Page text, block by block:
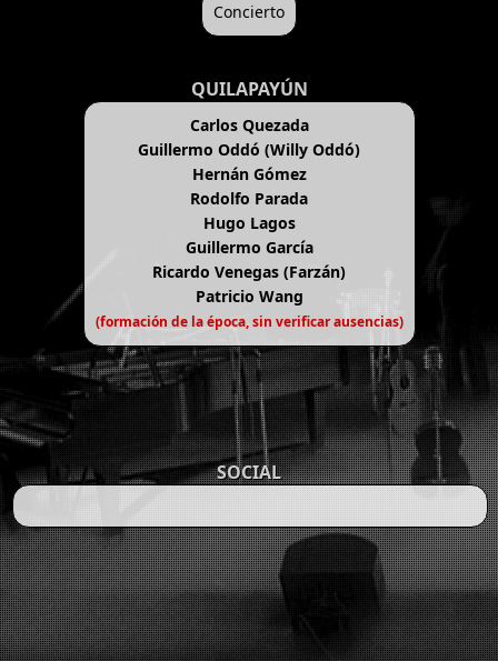
Concierto
QUILAPAYÚN
Carlos Quezada
Guillermo Oddó (Willy Oddó)
Hernán Gómez
Rodolfo Parada
Hugo Lagos
Guillermo García
Ricardo Venegas (Farzán)
Patricio Wang
(formación de la época, sin verificar ausencias)
SOCIAL